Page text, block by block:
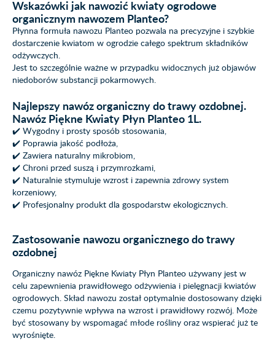
Wskazówki jak nawozić kwiaty ogrodowe
organicznym nawozem Planteo?
Płynna formuła nawozu Planteo pozwala na precyzyjne i szybkie
dostarczenie kwiatom w ogrodzie całego spektrum składników
odżywczych.
Jest to szczególnie ważne w przypadku widocznych już objawów
niedoborów substancji pokarmowych.
Najlepszy nawóz organiczny do trawy ozdobnej.
Nawóz Piękne Kwiaty Płyn Planteo 1L.
✔️ Wygodny i prosty sposób stosowania,
✔️ Poprawia jakość podłoża,
✔️ Zawiera naturalny mikrobiom,
✔️ Chroni przed suszą i przymrozkami,
✔️ Naturalnie stymuluje wzrost i zapewnia zdrowy system
korzeniowy,
✔️ Profesjonalny produkt dla gospodarstw ekologicznych.
Zastosowanie nawozu organicznego do trawy
ozdobnej
Organiczny nawóz Piękne Kwiaty Płyn Planteo używany jest w
celu zapewnienia prawidłowego odżywienia i pielęgnacji kwiatów
ogrodowych. Skład nawozu został optymalnie dostosowany dzięki
czemu pozytywnie wpływa na wzrost i prawidłowy rozwój. Może
być stosowany by wspomagać młode rośliny oraz wspierać już te
wyrośnięte.